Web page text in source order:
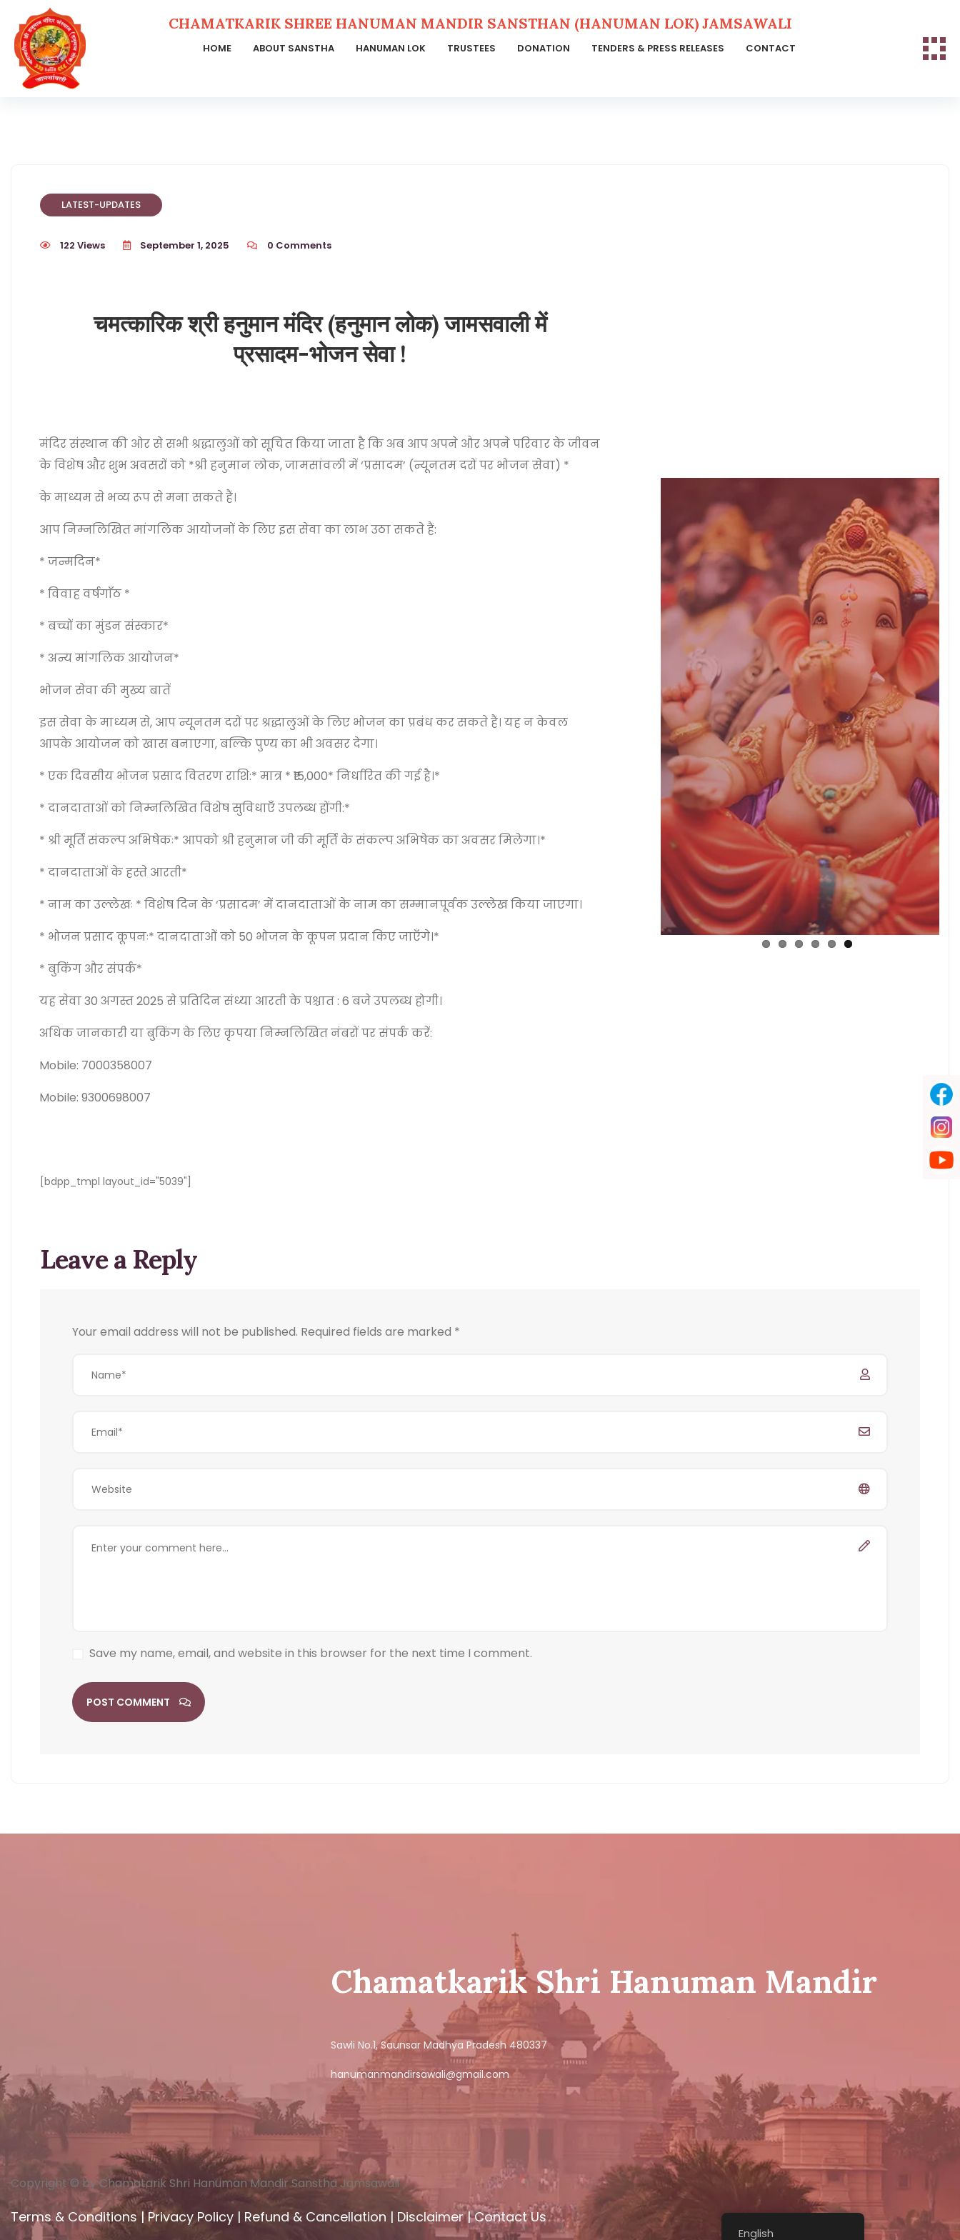
CHAMATKARIK SHREE HANUMAN MANDIR SANSTHAN (HANUMAN LOK) JAMSAWALI
HOME ABOUT SANSTHA HANUMAN LOK TRUSTEES DONATION TENDERS & PRESS RELEASES CONTACT
LATEST-UPDATES
122 Views September 1, 2025 0 Comments
चमत्कारिक श्री हनुमान मंदिर (हनुमान लोक) जामसवाली में
प्रसादम-भोजन सेवा !
मंदिर संस्थान की ओर से सभी श्रद्धालुओं को सूचित किया जाता है कि अब आप अपने और अपने परिवार के जीवन
के विशेष और शुभ अवसरों को *श्री हनुमान लोक, जामसांवली में ‘प्रसादम’ (न्यूनतम दरों पर भोजन सेवा) *
के माध्यम से भव्य रूप से मना सकते हैं।
आप निम्नलिखित मांगलिक आयोजनों के लिए इस सेवा का लाभ उठा सकते हैं:
* जन्मदिन*
* विवाह वर्षगाँठ *
* बच्चों का मुंडन संस्कार*
* अन्य मांगलिक आयोजन*
भोजन सेवा की मुख्य बातें
इस सेवा के माध्यम से, आप न्यूनतम दरों पर श्रद्धालुओं के लिए भोजन का प्रबंध कर सकते हैं। यह न केवल
आपके आयोजन को खास बनाएगा, बल्कि पुण्य का भी अवसर देगा।
* एक दिवसीय भोजन प्रसाद वितरण राशि:* मात्र * ₹15,000* निर्धारित की गई है।*
* दानदाताओं को निम्नलिखित विशेष सुविधाएँ उपलब्ध होंगी:*
* श्री मूर्ति संकल्प अभिषेकः* आपको श्री हनुमान जी की मूर्ति के संकल्प अभिषेक का अवसर मिलेगा।*
* दानदाताओं के हस्ते आरती*
* नाम का उल्लेखः * विशेष दिन के ‘प्रसादम’ में दानदाताओं के नाम का सम्मानपूर्वक उल्लेख किया जाएगा।
* भोजन प्रसाद कूपनः* दानदाताओं को 50 भोजन के कूपन प्रदान किए जाएँगे।*
* बुकिंग और संपर्क*
यह सेवा 30 अगस्त 2025 से प्रतिदिन संध्या आरती के पश्चात : 6 बजे उपलब्ध होगी।
अधिक जानकारी या बुकिंग के लिए कृपया निम्नलिखित नंबरों पर संपर्क करें:
Mobile: 7000358007
Mobile: 9300698007
[bdpp_tmpl layout_id="5039"]
Leave a Reply
Your email address will not be published. Required fields are marked *
Save my name, email, and website in this browser for the next time I comment.
POST COMMENT
Chamatkarik Shri Hanuman Mandir
Sawli No.1, Saunsar Madhya Pradesh 480337
hanumanmandirsawali@gmail.com
Copyright © by Chamatarik Shri Hanuman Mandir Sanstha Jamsawali
Terms & Conditions|Privacy Policy | Refund & Cancellation | Disclaimer|Contact Us
English